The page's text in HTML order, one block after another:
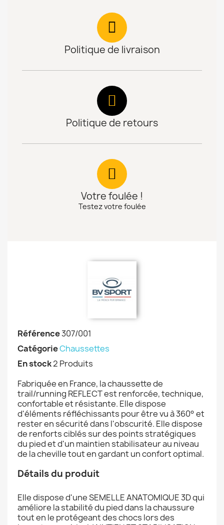
Politique de livraison
Politique de retours
Votre foulée !
Testez votre foulée
Référence307/001
CatégorieChaussettes
En stock2 Produits
Fabriquée en France, la chaussette de
trail/running REFLECT est renforcée, technique,
confortable et résistante. Elle dispose
d'éléments réfléchissants pour être vu à 360° et
rester en sécurité dans l'obscurité. Elle dispose
de renforts ciblés sur des points stratégiques
du pied et d'un maintien stabilisateur au niveau
de la cheville tout en gardant un confort optimal.
Détails du produit
Elle dispose d'une SEMELLE ANATOMIQUE 3D qui
améliore la stabilité du pied dans la chaussure
tout en le protégeant des chocs lors des